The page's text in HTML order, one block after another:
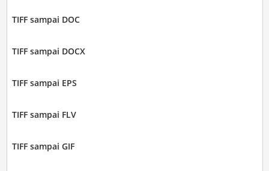
TIFF sampai DOC
TIFF sampai DOCX
TIFF sampai EPS
TIFF sampai FLV
TIFF sampai GIF